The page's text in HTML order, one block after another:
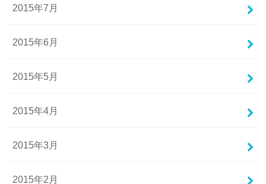
2015年7月
2015年6月
2015年5月
2015年4月
2015年3月
2015年2月